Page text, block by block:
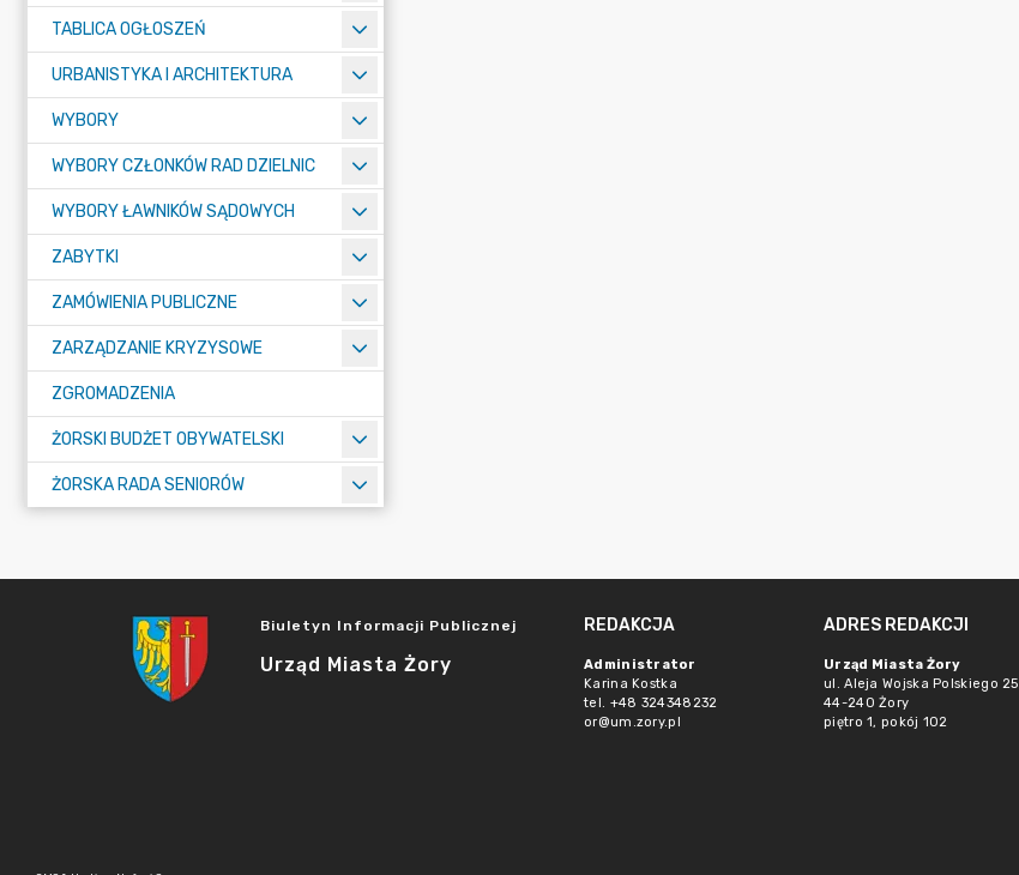
TABLICA OGŁOSZEŃ
URBANISTYKA I ARCHITEKTURA
WYBORY
WYBORY CZŁONKÓW RAD DZIELNIC
WYBORY ŁAWNIKÓW SĄDOWYCH
ZABYTKI
ZAMÓWIENIA PUBLICZNE
ZARZĄDZANIE KRYZYSOWE
ZGROMADZENIA
ŻORSKI BUDŻET OBYWATELSKI
ŻORSKA RADA SENIORÓW
Biuletyn Informacji Publicznej
Urząd Miasta Żory
REDAKCJA
Administrator
Karina Kostka
tel. +48 324348232
or@um.zory.pl
ADRES REDAKCJI
Urząd Miasta Żory
ul. Aleja Wojska Polskiego 25
44-240 Żory
piętro 1, pokój 102